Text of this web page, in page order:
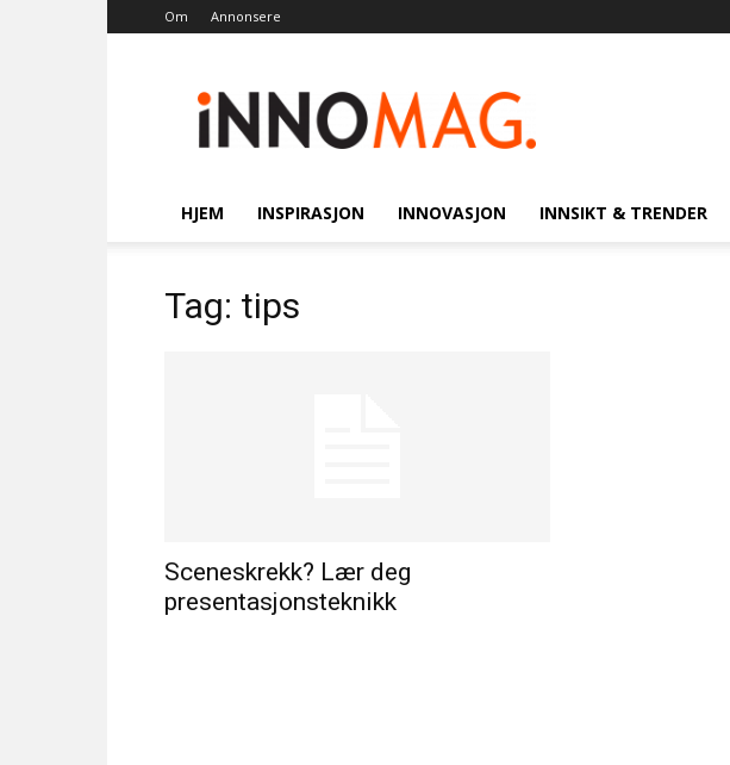
Om Annonsere
HJEM INSPIRASJON INNOVASJON INNSIKT & TRENDER
Tag: tips
Sceneskrekk? Lær deg
presentasjonsteknikk